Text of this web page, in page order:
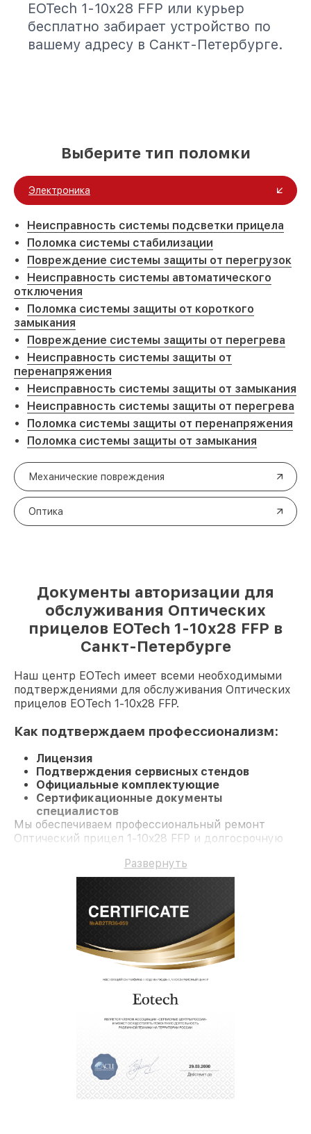
EOTech 1-10x28 FFP или курьер
бесплатно забирает устройство по
вашему адресу в Санкт-Петербурге.
Выберите тип поломки
Электроника
Неисправность системы подсветки прицела
Поломка системы стабилизации
Повреждение системы защиты от перегрузок
Неисправность системы автоматического
отключения
Поломка системы защиты от короткого
замыкания
Повреждение системы защиты от перегрева
Неисправность системы защиты от
перенапряжения
Неисправность системы защиты от замыкания
Неисправность системы защиты от перегрева
Поломка системы защиты от перенапряжения
Поломка системы защиты от замыкания
Механические повреждения
Оптика
Документы авторизации для
обслуживания Оптических
прицелов EOTech 1-10x28 FFP в
Санкт-Петербурге
Наш центр EOTech имеет всеми необходимыми
подтверждениями для обслуживания Оптических
прицелов EOTech 1-10x28 FFP.
Как подтверждаем профессионализм:
Лицензия
Подтверждения сервисных стендов
Официальные комплектующие
Сертификационные документы
специалистов
Мы обеспечиваем профессиональный ремонт
Оптический прицел 1-10x28 FFP и долгосрочную
Развернуть